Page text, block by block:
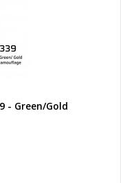
- Green/Gold